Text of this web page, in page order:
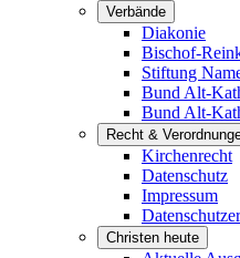
Verbände
Diakonie
Bischof-
Stiftung
Bund Alt-
Bund Alt-
Recht &
Kirchenrecht
Datenschutz
Impressum
Christen heute